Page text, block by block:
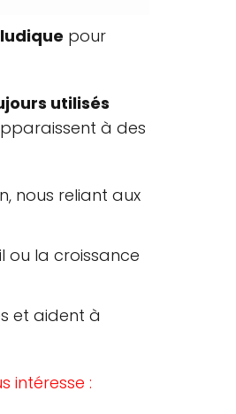
pour
utilisés
à des
nous reliant aux
ou la croissance
et aident à
intéresse :